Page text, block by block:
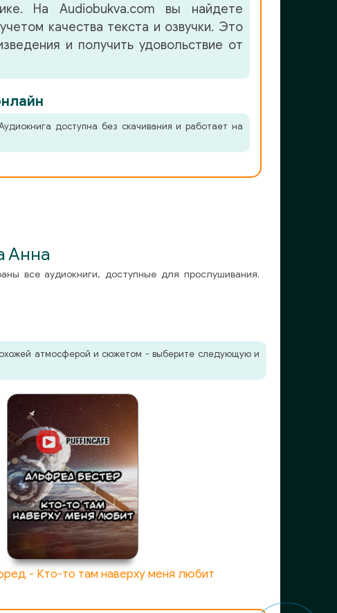
На Audiobukva.com вы найдете
качества текста и озвучки. Это
и получить удовольствие от
доступна без скачивания и работает на
Анна
все аудиокниги, доступные для прослушивания.
атмосферой и сюжетом - выберите следующую и
- Кто-то там наверху меня любит